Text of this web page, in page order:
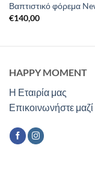
Βαπτιστικό φόρεμα
€140,00
HAPPY MOMENT
Η Εταιρία μας
Επικοινωνήστε